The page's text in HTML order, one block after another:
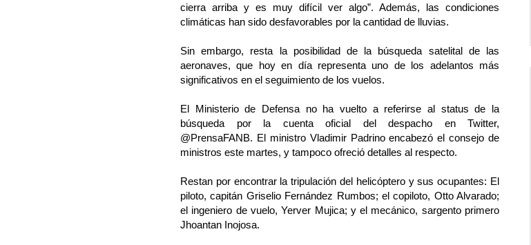
cierra arriba y es muy difícil ver algo”. Además, las condiciones
climáticas han sido desfavorables por la cantidad de lluvias.
Sin embargo, resta la posibilidad de la búsqueda satelital de las
aeronaves, que hoy en día representa uno de los adelantos más
significativos en el seguimiento de los vuelos.
El Ministerio de Defensa no ha vuelto a referirse al status de la
búsqueda por la cuenta oficial del despacho en Twitter,
@PrensaFANB. El ministro Vladimir Padrino encabezó el consejo de
ministros este martes, y tampoco ofreció detalles al respecto.
Restan por encontrar la tripulación del helicóptero y sus ocupantes: El
piloto, capitán Griselio Fernández Rumbos; el copiloto, Otto Alvarado;
el ingeniero de vuelo, Yerver Mujica; y el mecánico, sargento primero
Jhoantan Inojosa.